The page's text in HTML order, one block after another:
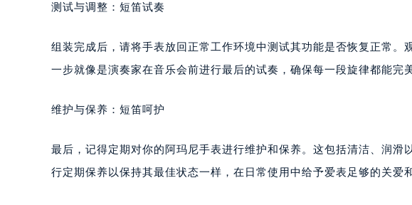
测试与调整：短笛试奏
组装完成后，请将手表放回正常工作环境中测试其功能是否恢复正常。
一步就像是演奏家在音乐会前进行最后的试奏，确保每一段旋律都能完
维护与保养：短笛呵护
最后，记得定期对你的阿玛尼手表进行维护和保养。这包括清洁、润滑
行定期保养以保持其最佳状态一样，在日常使用中给予爱表足够的关爱